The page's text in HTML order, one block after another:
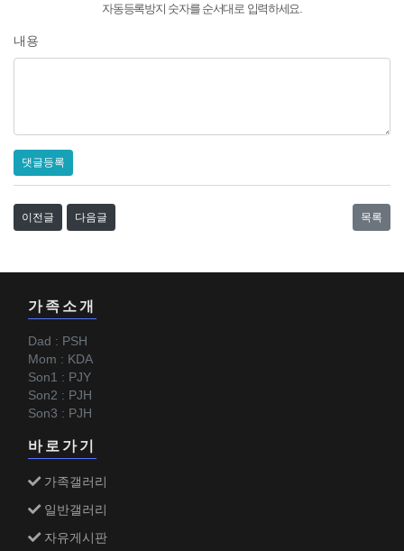
자동등록방지 숫자를 순서대로 입력하세요.
내용
댓글등록
이전글 다음글 목록
가족소개
Dad : PSH
Mom : KDA
Son1 : PJY
Son2 : PJH
Son3 : PJH
바로가기
가족갤러리
일반갤러리
자유게시판